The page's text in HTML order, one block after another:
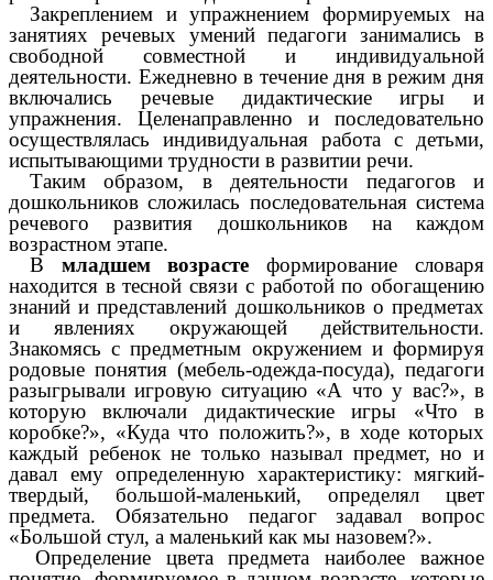
Закреплением и упражнением формируемых на
занятиях речевых умений педагоги занимались в
свободной совместной и индивидуальной
деятельности. Ежедневно в течение дня в режим дня
включались речевые дидактические игры и
упражнения. Целенаправленно и последовательно
осуществлялась индивидуальная работа с детьми,
испытывающими трудности в развитии речи.
Таким образом, в деятельности педагогов и
дошкольников сложилась последовательная система
речевого развития дошкольников на каждом
возрастном этапе.
В младшем возрасте формирование словаря
находится в тесной связи с работой по обогащению
знаний и представлений дошкольников о предметах
и явлениях окружающей действительности.
Знакомясь с предметным окружением и формируя
родовые понятия (мебель-одежда-посуда), педагоги
разыгрывали игровую ситуацию «А что у вас?», в
которую включали дидактические игры «Что в
коробке?», «Куда что положить?», в ходе которых
каждый ребенок не только называл предмет, но и
давал ему определенную характеристику: мягкий-
твердый, большой-маленький, определял цвет
предмета. Обязательно педагог задавал вопрос
«Большой стул, а маленький как мы назовем?».
Определение цвета предмета наиболее важное